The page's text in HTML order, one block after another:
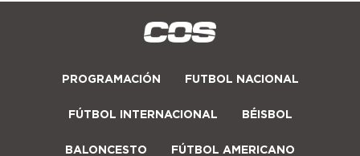
PROGRAMACIÓN FUTBOL NACIONAL
FÚTBOL INTERNACIONAL BÉISBOL
BALONCESTO FÚTBOL AMERICANO